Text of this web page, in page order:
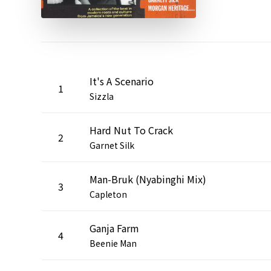
1 It's A Scenario
Sizzla
2 Hard Nut To Crack
Garnet Silk
3 Man-Bruk (Nyabinghi Mix)
Capleton
4 Ganja Farm
Beenie Man